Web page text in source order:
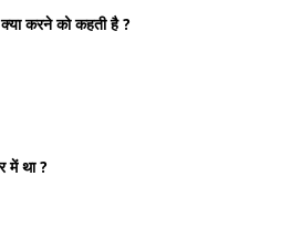
करने को कहती है ?
में था ?